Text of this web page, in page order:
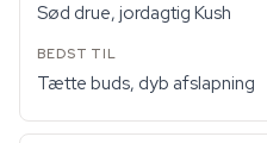
Sød drue, jordagtig Kush
Tætte buds, dyb afslapning